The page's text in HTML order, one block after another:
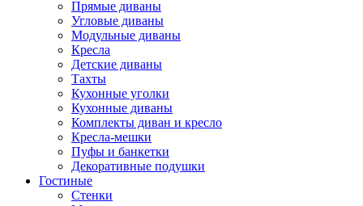
Прямые диваны
Угловые диваны
Модульные диваны
Кресла
Детские диваны
Тахты
Кухонные уголки
Кухонные диваны
Комплекты диван и кресло
Кресла-мешки
Пуфы и банкетки
Декоративные подушки
Гостиные
Стенки